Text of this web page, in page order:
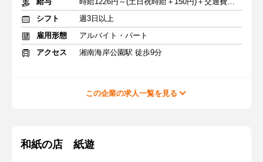
シフト
週3日以上
雇用形態
アルバイト・パート
アクセス
湘南海岸公園駅 徒歩9分
この企業の求人一覧を見る
和紙の店 紙遊